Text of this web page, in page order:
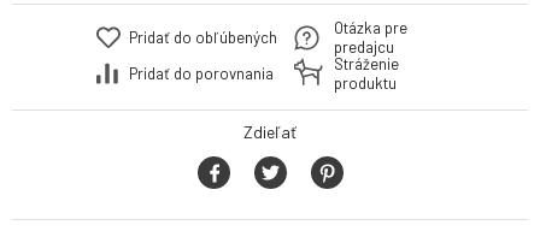
Pridať do obľúbených
Pridať do porovnania
Otázka pre
predajcu
Stráženie
produktu
Zdieľať